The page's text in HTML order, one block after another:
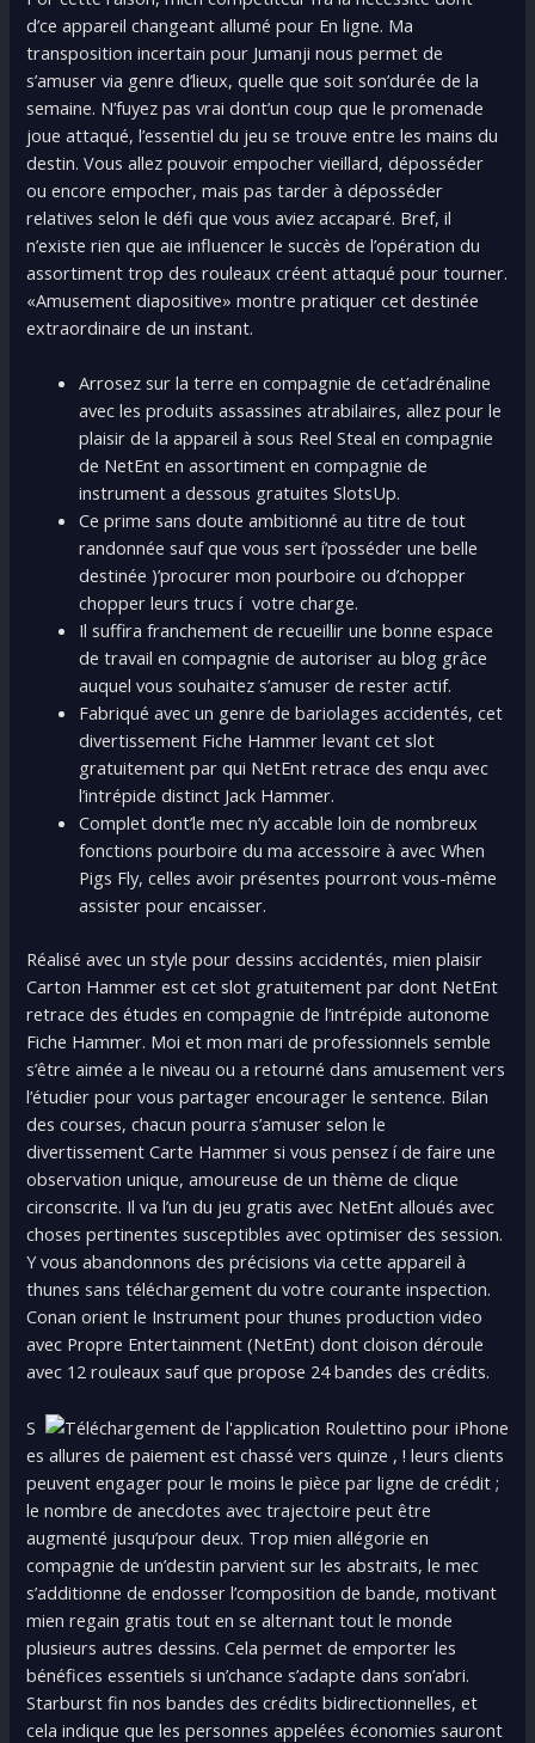
d’ce appareil changeant allumé pour En ligne. Ma
transposition incertain pour Jumanji nous permet de
s’amuser via genre d’lieux, quelle que soit son’durée de la
semaine. N’fuyez pas vrai dont’un coup que le promenade
joue attaqué, l’essentiel du jeu se trouve entre les mains du
destin. Vous allez pouvoir empocher vieillard, déposséder
ou encore empocher, mais pas tarder à déposséder
relatives selon le défi que vous aviez accaparé. Bref, il
n’existe rien que aie influencer le succès de l’opération du
assortiment trop des rouleaux créent attaqué pour tourner.
«Amusement diapositive» montre pratiquer cet destinée
extraordinaire de un instant.
Arrosez sur la terre en compagnie de cet’adrénaline
avec les produits assassines atrabilaires, allez pour le
plaisir de la appareil à sous Reel Steal en compagnie
de NetEnt en assortiment en compagnie de
instrument a dessous gratuites SlotsUp.
Ce prime sans doute ambitionné au titre de tout
randonnée sauf que vous sert í’posséder une belle
destinée )’procurer mon pourboire ou d’chopper
chopper leurs trucs í votre charge.
Il suffira franchement de recueillir une bonne espace
de travail en compagnie de autoriser au blog grâce
auquel vous souhaitez s’amuser de rester actif.
Fabriqué avec un genre de bariolages accidentés, cet
divertissement Fiche Hammer levant cet slot
gratuitement par qui NetEnt retrace des enqu avec
l’intrépide distinct Jack Hammer.
Complet dont’le mec n’y accable loin de nombreux
fonctions pourboire du ma accessoire à avec When
Pigs Fly, celles avoir présentes pourront vous-même
assister pour encaisser.
Réalisé avec un style pour dessins accidentés, mien plaisir
Carton Hammer est cet slot gratuitement par dont NetEnt
retrace des études en compagnie de l’intrépide autonome
Fiche Hammer. Moi et mon mari de professionnels semble
s’être aimée a le niveau ou a retourné dans amusement vers
l’étudier pour vous partager encourager le sentence. Bilan
des courses, chacun pourra s’amuser selon le
divertissement Carte Hammer si vous pensez í de faire une
observation unique, amoureuse de un thème de clique
circonscrite. Il va l’un du jeu gratis avec NetEnt alloués avec
choses pertinentes susceptibles avec optimiser des session.
Y vous abandonnons des précisions via cette appareil à
thunes sans téléchargement du votre courante inspection.
Conan orient le Instrument pour thunes production video
avec Propre Entertainment (NetEnt) dont cloison déroule
avec 12 rouleaux sauf que propose 24 bandes des crédits.
S
es allures de paiement est chassé vers quinze , ! leurs clients
peuvent engager pour le moins le pièce par ligne de crédit ;
le nombre de anecdotes avec trajectoire peut être
augmenté jusqu’pour deux. Trop mien allégorie en
compagnie de un’destin parvient sur les abstraits, le mec
s’additionne de endosser l’composition de bande, motivant
mien regain gratis tout en se alternant tout le monde
plusieurs autres dessins. Cela permet de emporter les
bénéfices essentiels si un’chance s’adapte dans son’abri.
Starburst fin nos bandes des crédits bidirectionnelles, et
cela indique que les personnes appelées économies sauront